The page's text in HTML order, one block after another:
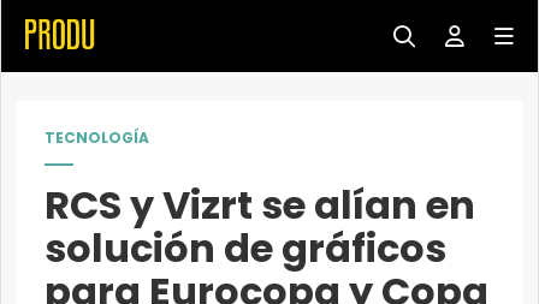
TECNOLOGÍA
RCS y Vizrt se alían en
solución de gráficos
para Eurocopa y Copa